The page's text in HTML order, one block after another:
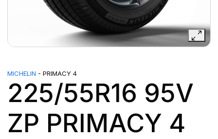
MICHELIN - PRIMACY 4
225/55R16 95V
ZP PRIMACY 4